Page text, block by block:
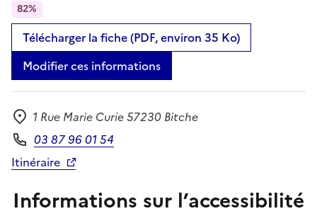
82%
Télécharger la fiche (PDF, environ 35 Ko)
Modifier ces informations
Adresse
1 Rue Marie Curie 57230 Bitche
Téléphone
03 87 96 01 54
Itinéraire
Informations sur l’accessibilité